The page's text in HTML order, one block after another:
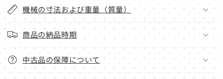
機械の寸法および重量（質量）
商品の納品時期
中古品の保障について